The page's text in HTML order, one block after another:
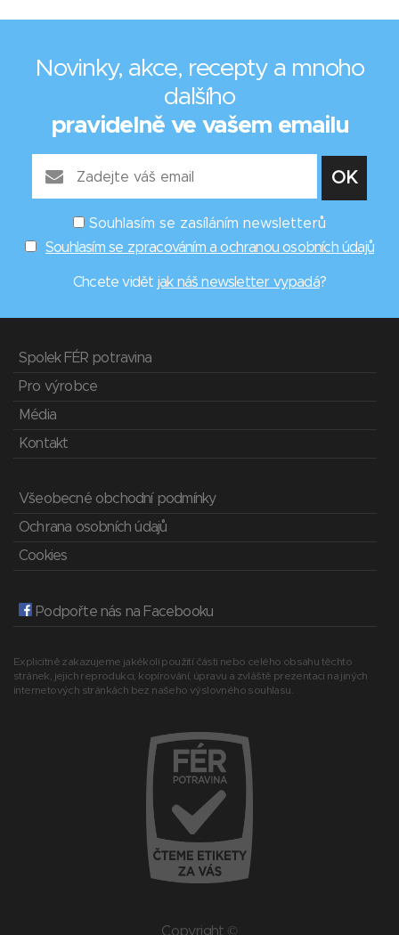
Novinky, akce, recepty a mnoho
dalšího
pravidelně ve vašem emailu
Souhlasím se zasíláním newsletterů
Souhlasím se zpracováním a ochranou osobních údajů
Chcete vidět jak náš newsletter vypadá?
Spolek FÉR potravina
Pro výrobce
Média
Kontakt
Všeobecné obchodní podmínky
Ochrana osobních údajů
Cookies
Podpořte nás na Facebooku
Explicitně zakazujeme jakékoli použití části nebo celého obsahu těchto
stránek, jejich reprodukci, kopírování, úpravu a zvláště prezentaci na jiných
internetových stránkách bez našeho výslovného souhlasu.
Copyright ©